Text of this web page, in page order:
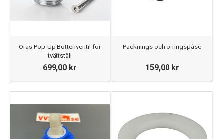
Oras Pop-Up Bottenventil för
tvättställ
699,00 kr
Packnings och o-ringspåse
159,00 kr